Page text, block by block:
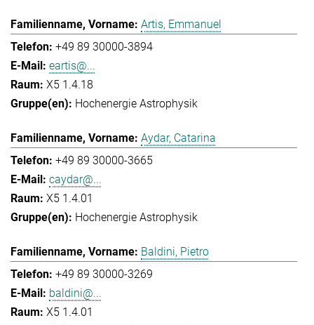
Artis, Emmanuel
+49 89 30000-3894
eartis@...
X5 1.4.18
Hochenergie Astrophysik
Aydar, Catarina
+49 89 30000-3665
caydar@...
X5 1.4.01
Hochenergie Astrophysik
Baldini, Pietro
+49 89 30000-3269
baldini@...
X5 1.4.01